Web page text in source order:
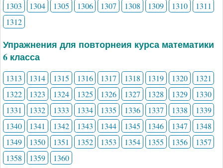
1303
1304 1305 1306 1307 1308 1309 1310
1311
1312
Упражнения для повторнеия курса математики
6 класса
1313 1314 1315 1316 1317 1318 1319 1320
1321
1322
1323 1324 1325 1326 1327 1328 1329
1330
1331
1332 1333 1334 1335 1336 1337 1338
1339
1340
1341 1342 1343 1344 1345 1346 1347
1348
1349
1350 1351 1352 1353 1354 1355 1356
1357
1358
1359 1360